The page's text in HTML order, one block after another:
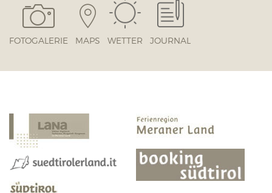
FOTOGALERIE MAPS WETTER JOURNAL